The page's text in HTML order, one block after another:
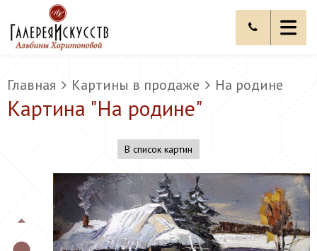
Главная Картины в продаже На родине
Картина "На родине"
В список картин